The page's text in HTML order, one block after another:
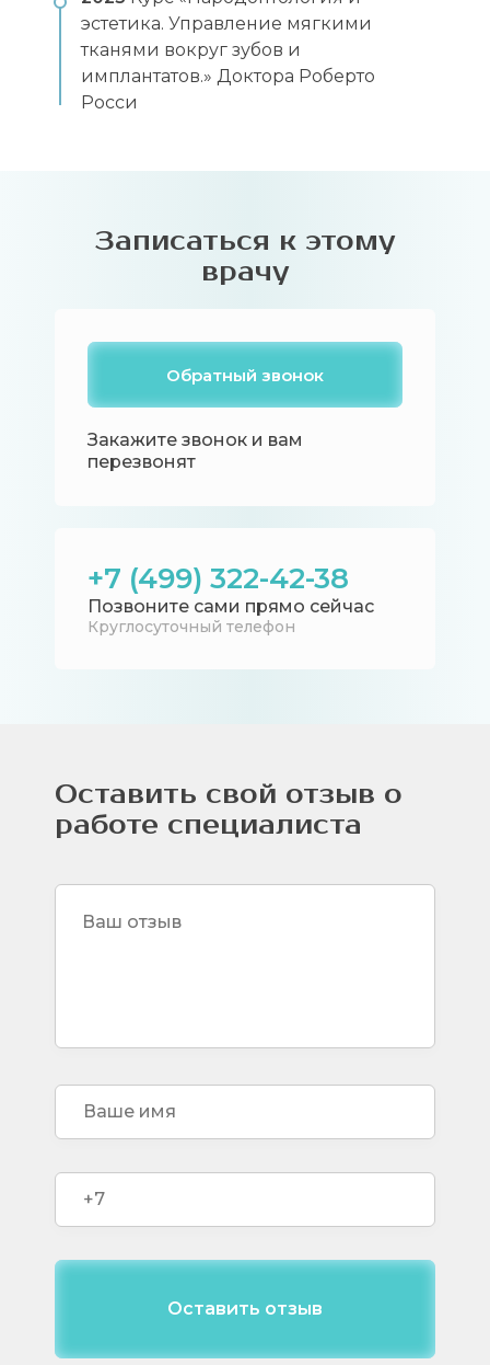
эстетика. Управление мягкими
тканями вокруг зубов и
имплантатов.» Доктора Роберто
Росси
Записаться к этому
врачу
Обратный звонок
Закажите звонок и вам
перезвонят
+7 (499) 322-42-38
Позвоните сами прямо сейчас
Круглосуточный телефон
Оставить свой отзыв о
работе специалиста